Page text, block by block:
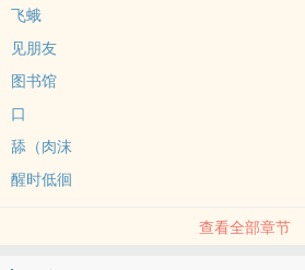
期有些术语? ? ? 后期黏黏糊糊sweet talk此
人格魅力，男女好友都很多，各种时期各种
可靠（明明不是大帅哥但从小到大表白的人
会健身，身材很好。非常高质量（品行学识
恋天花板且完全不学究。谦逊，前行，进取
物 蝴蝶塑? ??男主攻略女主，男主家世能力
（指心性）。平等真诚，知世故而不世故
飞蛾
见朋友
图书馆
口
舔（肉沫
醒时低徊
查看全部章节